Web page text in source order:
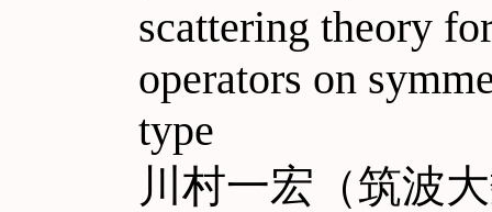
scattering theory
operators on
type
川村一宏（筑波